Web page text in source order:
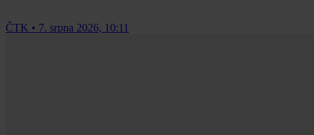
ČTK • 7. srpna 2026, 10:11